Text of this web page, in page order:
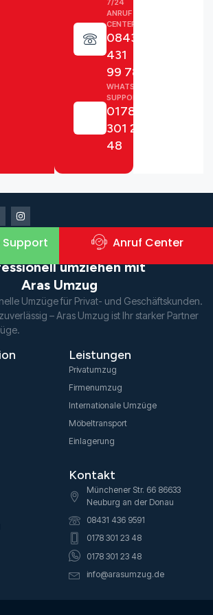
7/24
ANRUF
CENTER
08431
431
99 78
WHATSAPP
SUPPORT
0178
301 23
48
umziehen mit
Aras Umzug
Umzüge für Privat- und Geschäftskunden.
– Aras Umzug ist Ihr starker Partner
Leistungen
Privatumzug
Firmenumzug
Internationale Umzüge
Möbeltransport
Einlagerung
Kontakt
Münchener Str. 66 86633
Neuburg an der Donau
08431 436 9591​
0178 301 23 48
0178 301 23 48
info@arasumzug.de
Anruf Center